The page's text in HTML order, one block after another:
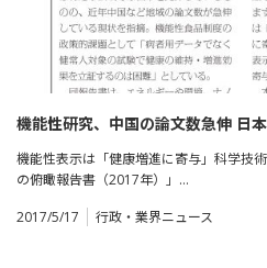
機能性研究、中国の論文数急伸 日
機能性表示は「健康増進に寄与」科学技
の俯瞰報告書（2017年）」…
2017/5/17
行政・業界ニュース